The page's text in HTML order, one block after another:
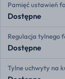
Pamięć ustawień
Dostępne
Regulacja tylnego
Dostępne
Tylne uchwyty na